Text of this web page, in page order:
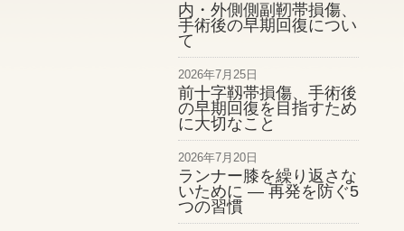
内・外側側副靭帯損傷、
手術後の早期回復につい
て
2026年7月25日
前十字靱帯損傷、手術後
の早期回復を目指すため
に大切なこと
2026年7月20日
ランナー膝を繰り返さな
いために ― 再発を防ぐ5
つの習慣